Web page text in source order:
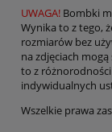
UWAGA! Bombki
Wynika to z tego,
rozmiarów bez
na zdjęciach
to z
indywidualnych
Wszelkie prawa